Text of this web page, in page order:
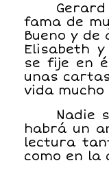
fama de
Bueno y
Elisabeth
se fije en
unas
vida
Nadie
habrá un
lectura
como en la